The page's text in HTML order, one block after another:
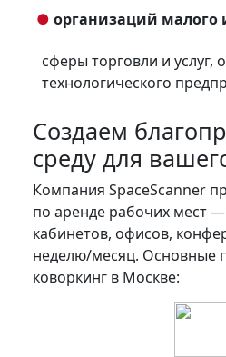
● организаций малого
сферы торговли и услуг,
технологического
Создаем
среду для
Компания SpaceScanner
по аренде рабочих мест
кабинетов, офисов,
неделю/месяц. Основные
коворкинг в Москве: